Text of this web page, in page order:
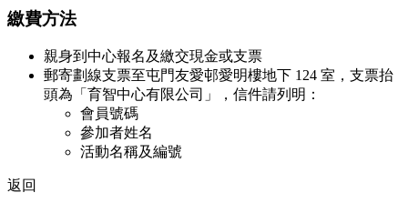
繳費方法
親身到中心報名及繳交現金或支票
郵寄劃線支票至屯門友愛邨愛明樓地下 124 室，支票抬
頭為「育智中心有限公司」，信件請列明：
會員號碼
參加者姓名
活動名稱及編號
返回